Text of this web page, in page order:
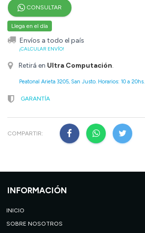
CONSULTAR
Llega en el día
Envíos a todo el país
¡CALCULAR ENVÍO!
Retirá en Ultra Computación.
Peatonal Arieta 3205, San Justo. Horarios: 10 a 20hs.
GARANTÍA
COMPARTIR:
INFORMACIÓN
INICIO
SOBRE NOSOTROS